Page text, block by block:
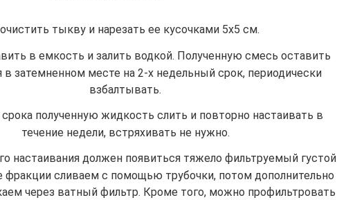
тыкву и нарезать ее кусочками 5х5 см.
в емкость и залить водкой. Полученную смесь оставить
в затемненном месте на 2-х недельный срок, периодически
взбалтывать.
полученную жидкость слить и повторно настаивать в
течение недели, встряхивать не нужно.
настаивания должен появиться тяжело фильтруемый густой
фракции сливаем с помощью трубочки, потом дополнительно
через ватный фильтр. Кроме того, можно профильтровать